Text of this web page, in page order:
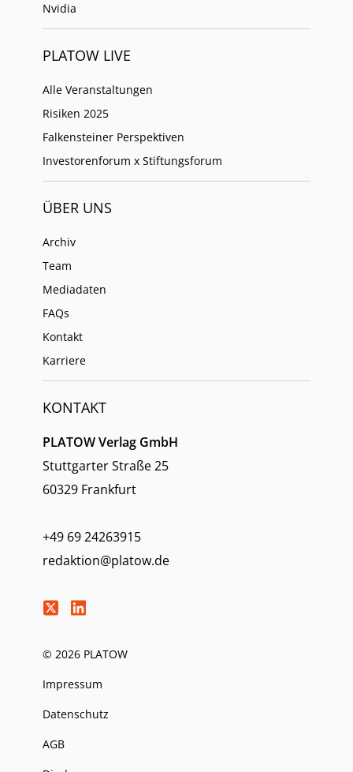
Nvidia
PLATOW LIVE
Alle Veranstaltungen
Risiken 2025
Falkensteiner Perspektiven
Investorenforum x Stiftungsforum
ÜBER UNS
Archiv
Team
Mediadaten
FAQs
Kontakt
Karriere
KONTAKT
PLATOW Verlag GmbH
Stuttgarter Straße 25
60329 Frankfurt
+49 69 24263915
redaktion@platow.de
© 2026 PLATOW
Impressum
Datenschutz
AGB